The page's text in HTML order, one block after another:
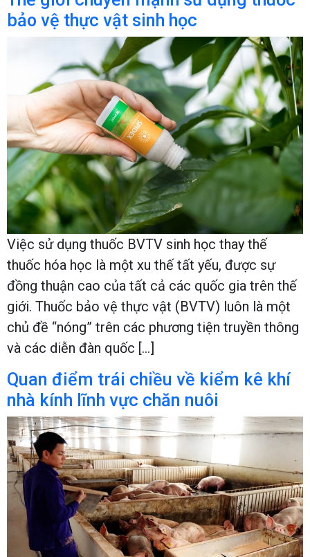
bảo vệ thực vật sinh học
Việc sử dụng thuốc BVTV sinh học thay thế
thuốc hóa học là một xu thế tất yếu, được sự
đồng thuận cao của tất cả các quốc gia trên thế
giới. Thuốc bảo vệ thực vật (BVTV) luôn là một
chủ đề “nóng” trên các phương tiện truyền thông
và các diễn đàn quốc […]
Quan điểm trái chiều về kiểm kê khí
nhà kính lĩnh vực chăn nuôi